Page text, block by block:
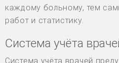
каждому больному, тем
работ и статистику.
Система учёта
Система учёта врачей